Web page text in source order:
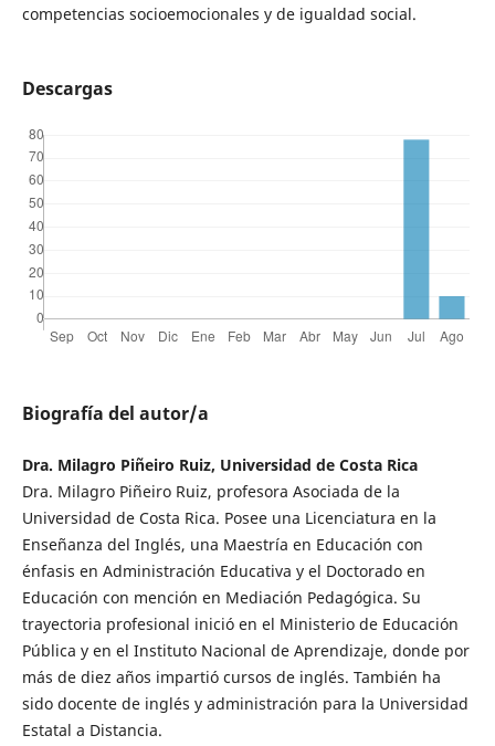
competencias socioemocionales y de igualdad social.
Descargas
Biografía del autor/a
Dra. Milagro Piñeiro Ruiz, Universidad de Costa Rica
Dra. Milagro Piñeiro Ruiz, profesora Asociada de la
Universidad de Costa Rica. Posee una Licenciatura en la
Enseñanza del Inglés, una Maestría en Educación con
énfasis en Administración Educativa y el Doctorado en
Educación con mención en Mediación Pedagógica. Su
trayectoria profesional inició en el Ministerio de Educación
Pública y en el Instituto Nacional de Aprendizaje, donde por
más de diez años impartió cursos de inglés. También ha
sido docente de inglés y administración para la Universidad
Estatal a Distancia.